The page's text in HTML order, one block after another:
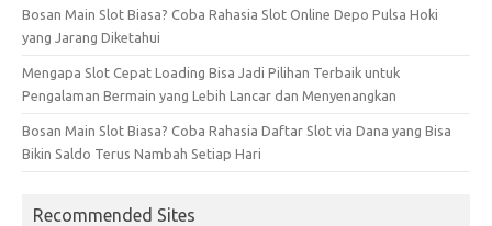
Bosan Main Slot Biasa? Coba Rahasia Slot Online Depo Pulsa Hoki
yang Jarang Diketahui
Mengapa Slot Cepat Loading Bisa Jadi Pilihan Terbaik untuk
Pengalaman Bermain yang Lebih Lancar dan Menyenangkan
Bosan Main Slot Biasa? Coba Rahasia Daftar Slot via Dana yang Bisa
Bikin Saldo Terus Nambah Setiap Hari
Recommended Sites